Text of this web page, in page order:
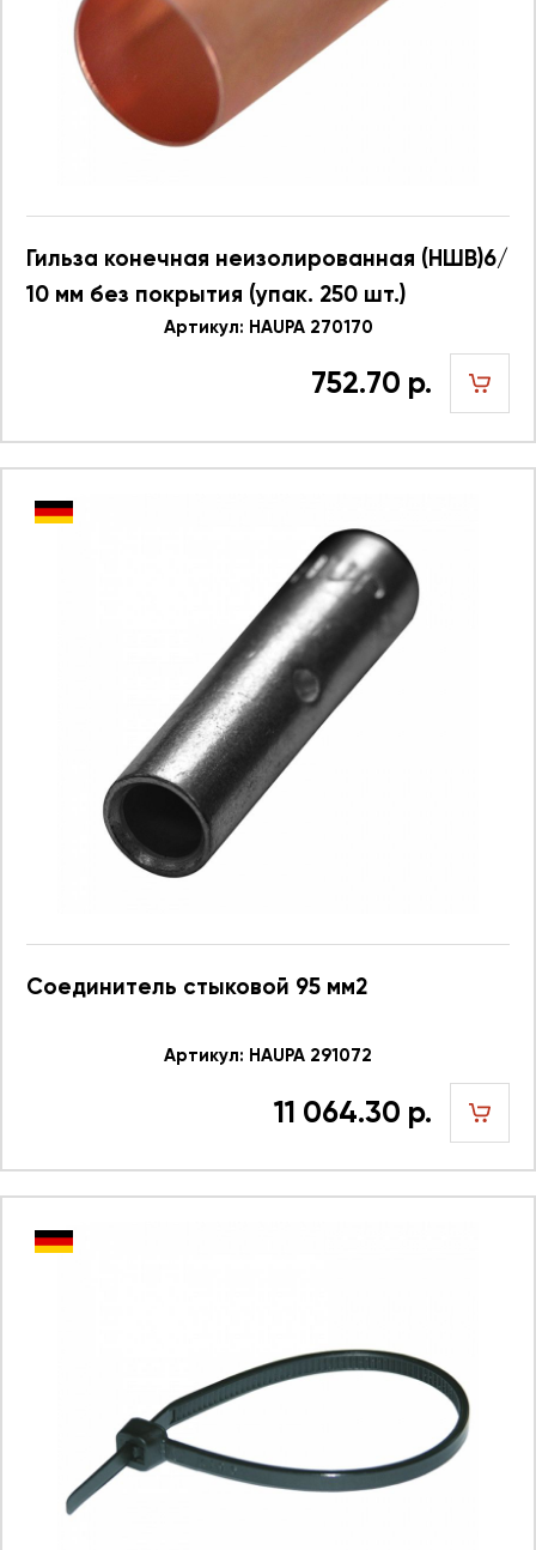
Гильза конечная неизолированная (НШВ)6/
10 мм без покрытия (упак. 250 шт.)
Артикул: HAUPA 270170
752.70 р.
Соединитель стыковой 95 мм2
Артикул: HAUPA 291072
11 064.30 р.